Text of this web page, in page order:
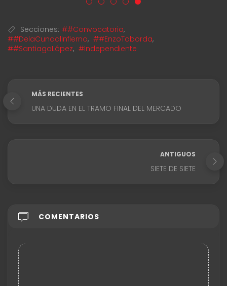
Secciones: ##Convocatoria,
##DelaCunaalInfierno, ##EnzoTaborda,
##SantiagoLópez, #Independiente
MÁS RECIENTES
UNA DUDA EN EL TRAMO FINAL DEL MERCADO
ANTIGUOS
SIETE DE SIETE
COMENTARIOS